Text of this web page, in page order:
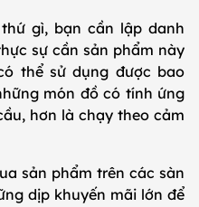
gì, bạn cần lập danh
sự cần sản phẩm này
thể sử dụng được bao
món đồ có tính ứng
hơn là chạy theo cảm
sản phẩm trên các sàn
dịp khuyến mãi lớn để